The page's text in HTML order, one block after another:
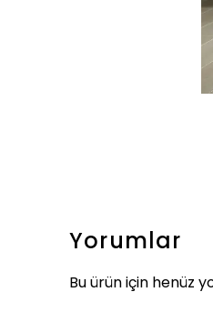
Yorumlar
Bu ürün için henüz